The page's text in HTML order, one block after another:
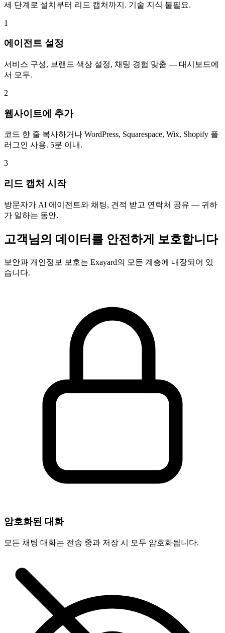
세 단계로 설치부터 리드 캡처까지. 기술 지식 불필요.
1
에이전트 설정
서비스 구성, 브랜드 색상 설정, 채팅 경험 맞춤 — 대시보드에
서 모두.
2
웹사이트에 추가
코드 한 줄 복사하거나 WordPress, Squarespace, Wix, Shopify 플
러그인 사용. 5분 이내.
3
리드 캡처 시작
방문자가 AI 에이전트와 채팅, 견적 받고 연락처 공유 — 귀하
가 일하는 동안.
고객님의 데이터를 안전하게 보호합니다
보안과 개인정보 보호는 Exayard의 모든 계층에 내장되어 있
습니다.
암호화된 대화
모든 채팅 대화는 전송 중과 저장 시 모두 암호화됩니다.